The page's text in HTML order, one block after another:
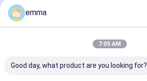
emma
7:05 AM
Good day, what product are you looking for?